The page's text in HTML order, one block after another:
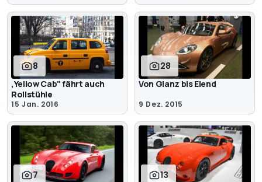
8
,Yellow Cab" fährt auch
Rollstühle
15 Jan. 2016
28
Von Glanz bis Elend
9 Dez. 2015
7 13